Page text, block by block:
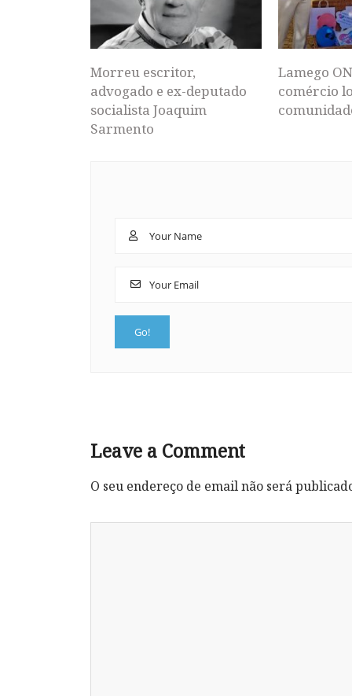
Morreu escritor,
advogado e ex-deputado
socialista Joaquim
Sarmento
Lamego
comércio
Leave a Comment
O seu endereço de email não será